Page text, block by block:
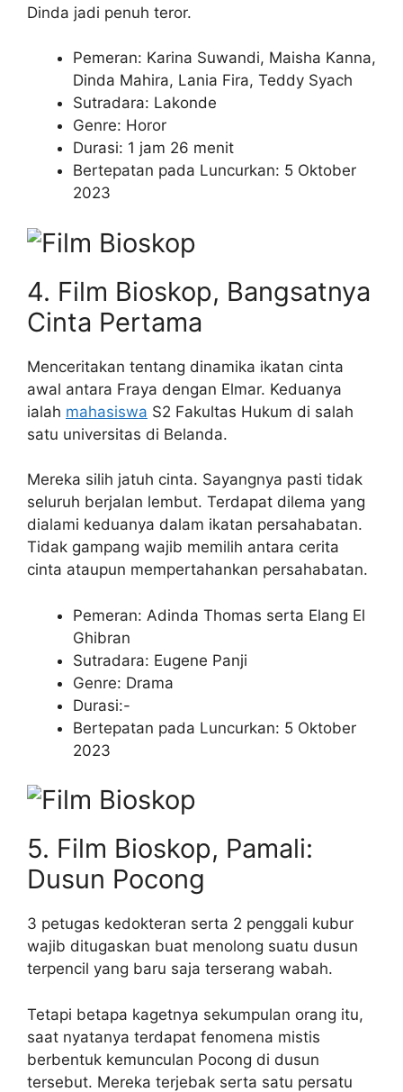
Dinda jadi penuh teror.
Pemeran: Karina Suwandi, Maisha Kanna,
Dinda Mahira, Lania Fira, Teddy Syach
Sutradara: Lakonde
Genre: Horor
Durasi: 1 jam 26 menit
Bertepatan pada Luncurkan: 5 Oktober
2023
4. Film Bioskop, Bangsatnya
Cinta Pertama
Menceritakan tentang dinamika ikatan cinta
awal antara Fraya dengan Elmar. Keduanya
ialah mahasiswa S2 Fakultas Hukum di salah
satu universitas di Belanda.
Mereka silih jatuh cinta. Sayangnya pasti tidak
seluruh berjalan lembut. Terdapat dilema yang
dialami keduanya dalam ikatan persahabatan.
Tidak gampang wajib memilih antara cerita
cinta ataupun mempertahankan persahabatan.
Pemeran: Adinda Thomas serta Elang El
Ghibran
Sutradara: Eugene Panji
Genre: Drama
Durasi:-
Bertepatan pada Luncurkan: 5 Oktober
2023
5. Film Bioskop, Pamali:
Dusun Pocong
3 petugas kedokteran serta 2 penggali kubur
wajib ditugaskan buat menolong suatu dusun
terpencil yang baru saja terserang wabah.
Tetapi betapa kagetnya sekumpulan orang itu,
saat nyatanya terdapat fenomena mistis
berbentuk kemunculan Pocong di dusun
tersebut. Mereka terjebak serta satu persatu